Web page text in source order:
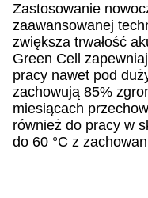
Zastosowanie
zaawansowanej
zwiększatrwałość
Green Cell
pracy nawet pod
zachowują 85%
miesiącach
również do pracy w
do 60 °C z